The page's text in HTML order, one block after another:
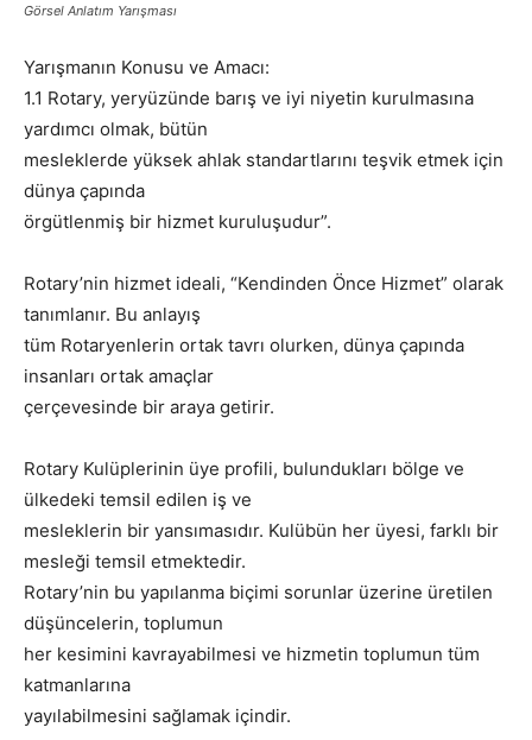
Görsel Anlatım Yarışması
Yarışmanın Konusu ve Amacı:
1.1 Rotary, yeryüzünde barış ve iyi niyetin kurulmasına
yardımcı olmak, bütün
mesleklerde yüksek ahlak standartlarını teşvik etmek için
dünya çapında
örgütlenmiş bir hizmet kuruluşudur”.
Rotary’nin hizmet ideali, “Kendinden Önce Hizmet” olarak
tanımlanır. Bu anlayış
tüm Rotaryenlerin ortak tavrı olurken, dünya çapında
insanları ortak amaçlar
çerçevesinde bir araya getirir.
Rotary Kulüplerinin üye profili, bulundukları bölge ve
ülkedeki temsil edilen iş ve
mesleklerin bir yansımasıdır. Kulübün her üyesi, farklı bir
mesleği temsil etmektedir.
Rotary’nin bu yapılanma biçimi sorunlar üzerine üretilen
düşüncelerin, toplumun
her kesimini kavrayabilmesi ve hizmetin toplumun tüm
katmanlarına
yayılabilmesini sağlamak içindir.